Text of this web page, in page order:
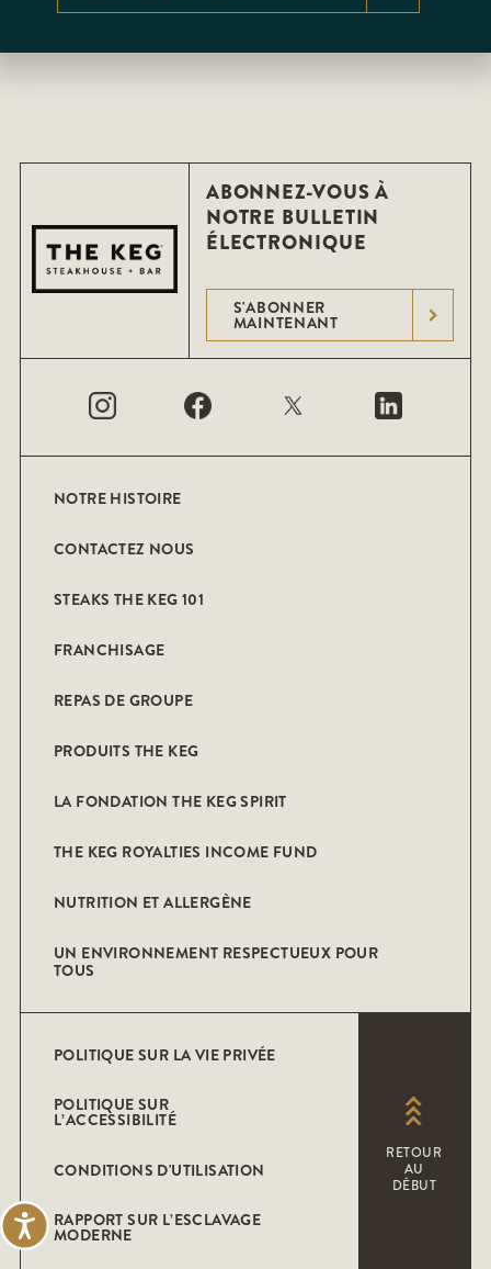
Accessibility
ABONNEZ-VOUS À
NOTRE BULLETIN
ÉLECTRONIQUE
S'ABONNER
MAINTENANT
NOTRE HISTOIRE
CONTACTEZ NOUS
STEAKS THE KEG 101
FRANCHISAGE
REPAS DE GROUPE
PRODUITS THE KEG
LA FONDATION THE KEG SPIRIT
THE KEG ROYALTIES INCOME FUND
NUTRITION ET ALLERGÈNE
UN ENVIRONNEMENT RESPECTUEUX POUR
TOUS
POLITIQUE SUR LA VIE PRIVÉE
POLITIQUE SUR
L’ACCESSIBILITÉ
CONDITIONS D'UTILISATION
RAPPORT SUR L’ESCLAVAGE
MODERNE
RETOUR
AU
DÉBUT